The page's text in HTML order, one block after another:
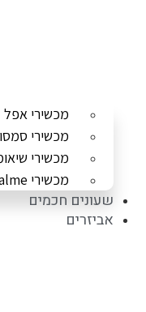
מכשירי אפל
מכשירי סמסונג
מכשירי שיאומי
מכשירי Realme
שעונים חכמים
אביזרים